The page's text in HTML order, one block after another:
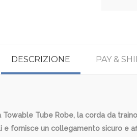
DESCRIZIONE PAY &
Tube Robe, la corda da
fornisce un collegamento sicuro e